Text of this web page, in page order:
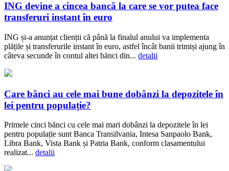
ING devine a cincea bancă la care se vor putea face
transferuri instant în euro
ING și-a anunțat clienții că până la finalul anului va implementa
plățile și transferurile instant în euro, astfel încât banii trimiși ajung în
câteva secunde în contul altei bănci din... detalii
Care bănci au cele mai bune dobânzi la depozitele în
lei pentru populație?
Primele cinci bănci cu cele mai mari dobânzi la depozitele în lei
pentru populație sunt Banca Transilvania, Intesa Sanpaolo Bank,
Libra Bank, Vista Bank și Patria Bank, conform clasamentului
realizat... detalii